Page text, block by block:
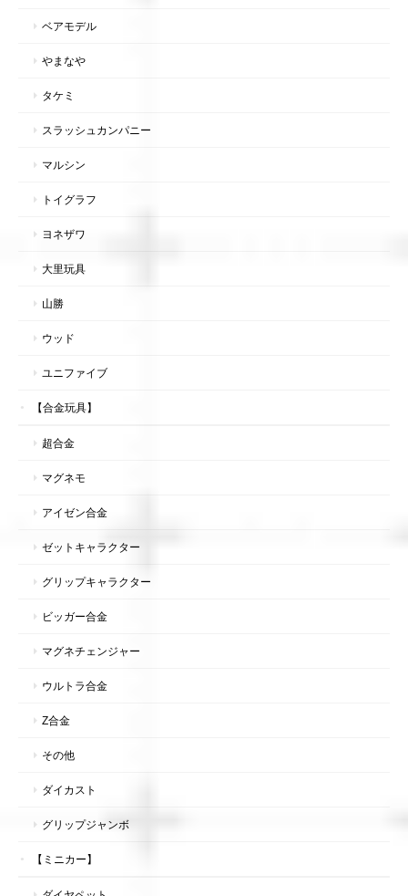
ベアモデル
やまなや
タケミ
スラッシュカンパニー
マルシン
トイグラフ
ヨネザワ
大里玩具
山勝
ウッド
ユニファイブ
【合金玩具】
超合金
マグネモ
アイゼン合金
ゼットキャラクター
グリップキャラクター
ビッガー合金
マグネチェンジャー
ウルトラ合金
Z合金
その他
ダイカスト
グリップジャンボ
【ミニカー】